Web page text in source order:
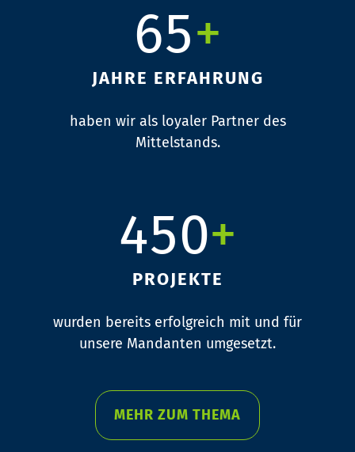
6
7
9
6
7
9
4
5
7
8
9
6
7
8
9
5
6
7
8
9
+
JAHRE ERFAHRUNG
haben wir als loyaler Partnerdes
Mittelstands.
1
2
4
5
6
7
2
3
5
6
7
8
0
1
2
3
+
PROJEKTE
wurden bereits erfolgreich mit und für
unsere Mandanten umgesetzt.
MEHR ZUM THEMA